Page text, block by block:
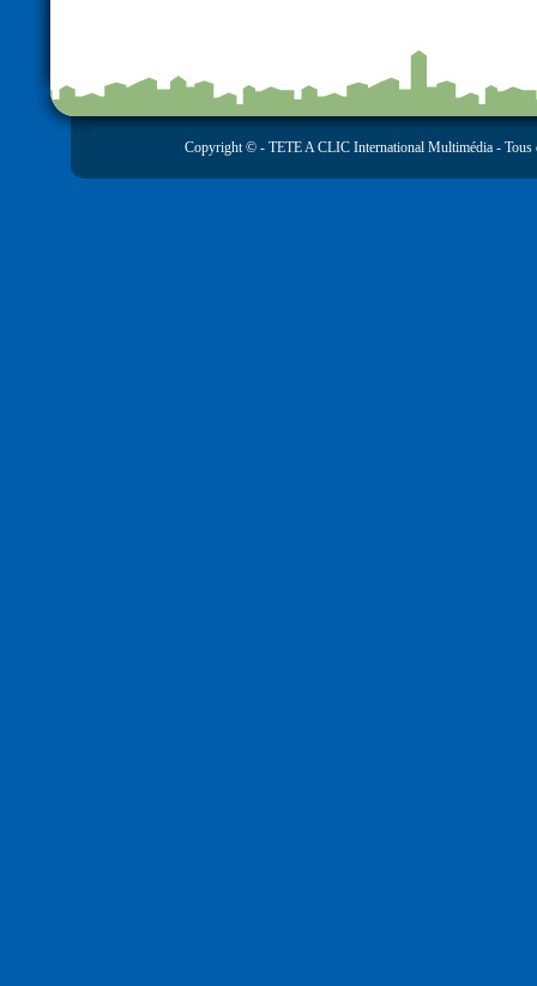
Copyright © - TETE A CLIC International Multimédia - Tous